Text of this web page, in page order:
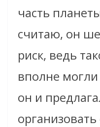
часть
считаю, он
риск, ведь
вполне
он и